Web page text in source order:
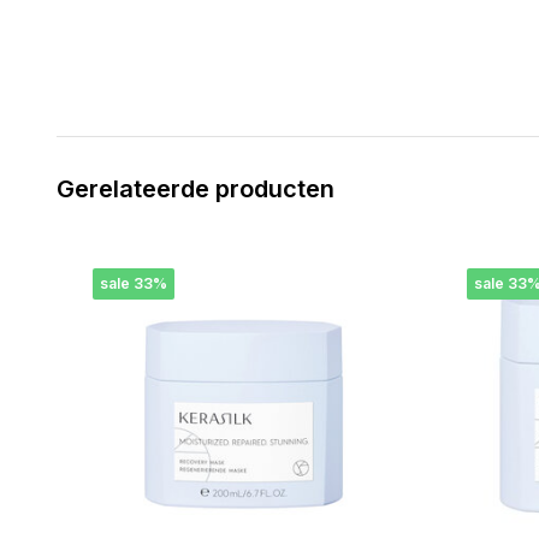
Gerelateerde producten
sale 33% sale